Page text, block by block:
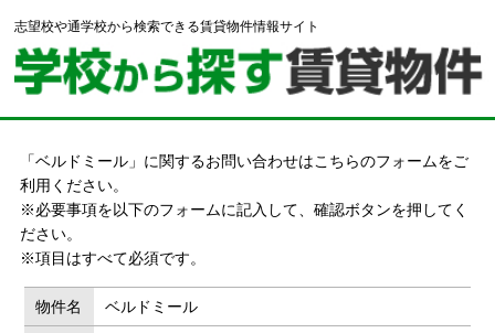
志望校や通学校から検索できる賃貸物件情報サイト
「ベルドミール」に関するお問い合わせはこちらのフォームをご
利用ください。
※必要事項を以下のフォームに記入して、確認ボタンを押してく
ださい。
※項目はすべて必須です。
物件名 ベルドミール